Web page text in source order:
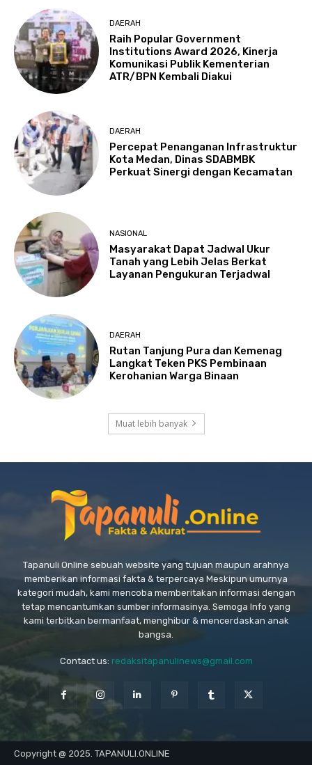
DAERAH
Raih Popular Government
Institutions Award 2026, Kinerja
Komunikasi Publik Kementerian
ATR/BPN Kembali Diakui
DAERAH
Percepat Penanganan Infrastruktur
Kota Medan, Dinas SDABMBK
Perkuat Sinergi dengan Kecamatan
NASIONAL
Masyarakat Dapat Jadwal Ukur
Tanah yang Lebih Jelas Berkat
Layanan Pengukuran Terjadwal
DAERAH
Rutan Tanjung Pura dan Kemenag
Langkat Teken PKS Pembinaan
Kerohanian Warga Binaan
Muat lebih banyak
Tapanuli Online sebuah website yang tujuan maupun arahnya
memberikan informasi fakta & terpercaya Meskipun umurnya
kategori mudah, kami mencoba memberitakan informasi dengan
tetap mencantumkan sumber informasinya. Semoga Info yang
kami terbitkan bermanfaat, menghibur & mencerdaskan anak
bangsa.
Contact us: redaksitapanulinews@gmail.com
Copyright @ 2025. TAPANULI.ONLINE